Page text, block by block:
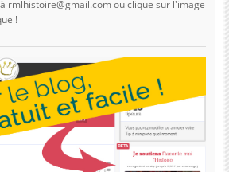
rmlhistoire@gmail.com ou clique sur l'image
!